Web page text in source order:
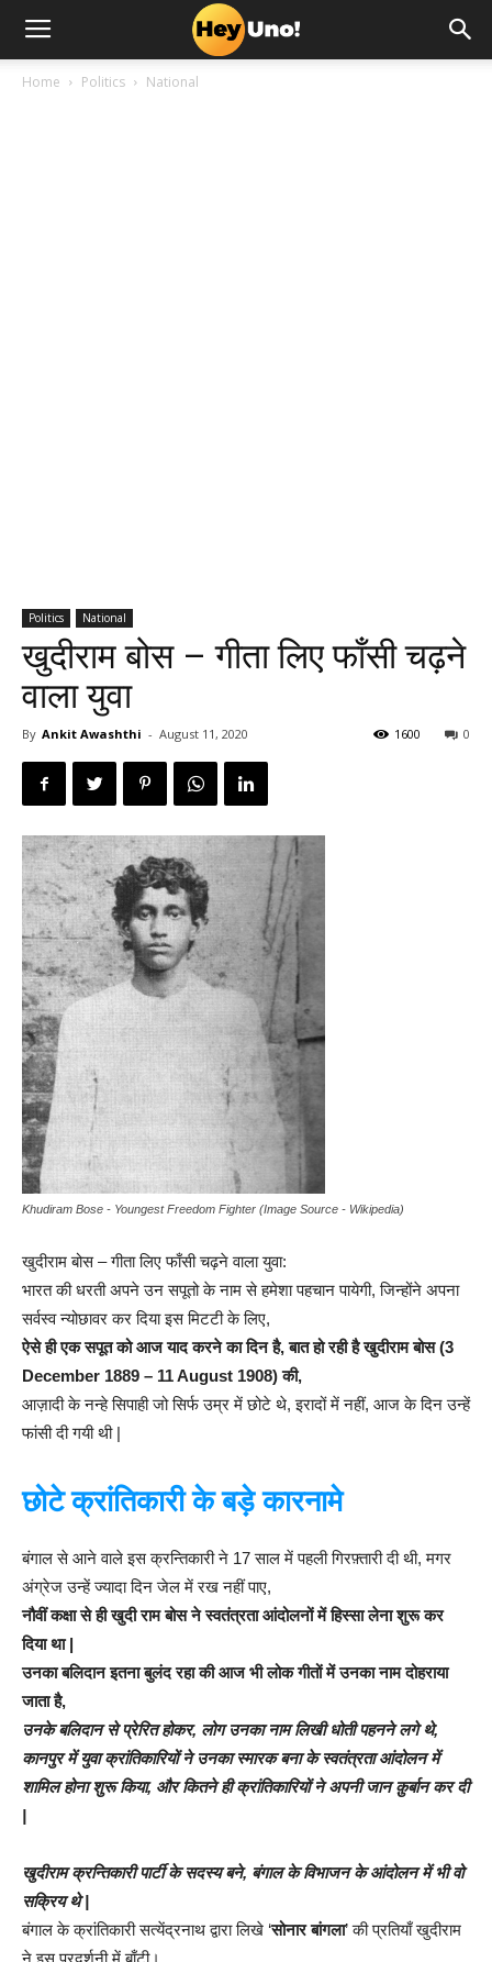
Home Politics National
Politics National
खुदीराम बोस – गीता लिए फाँसी चढ़ने
वाला युवा
By Ankit Awashthi - August 11, 2020 0
1600
Khudiram Bose - Youngest Freedom Fighter (Image Source - Wikipedia)
खुदीराम बोस – गीता लिए फाँसी चढ़ने वाला युवा:
भारत की धरती अपने उन सपूतो के नाम से हमेशा पहचान पायेगी, जिन्होंने अपना
सर्वस्व न्योछावर कर दिया इस मिटटी के लिए,
ऐसे ही एक सपूत को आज याद करने का दिन है, बात हो रही है खुदीराम बोस (3
December 1889 – 11 August 1908) की,
आज़ादी के नन्हे सिपाही जो सिर्फ उम्र में छोटे थे, इरादों में नहीं, आज के दिन उन्हें
फांसी दी गयी थी |
छोटे क्रांतिकारी के बड़े कारनामे
बंगाल से आने वाले इस क्रन्तिकारी ने 17 साल में पहली गिरफ़्तारी दी थी, मगर
अंग्रेज उन्हें ज्यादा दिन जेल में रख नहीं पाए,
नौवीं कक्षा से ही खुदी राम बोस ने स्वतंत्रता आंदोलनों में हिस्सा लेना शुरू कर
दिया था |
उनका बलिदान इतना बुलंद रहा की आज भी लोक गीतों में उनका नाम दोहराया
जाता है,
उनके बलिदान से प्रेरित होकर, लोग उनका नाम लिखी धोती पहनने लगे थे,
कानपुर में युवा क्रांतिकारियों ने उनका स्मारक बना के स्वतंत्रता आंदोलन में
शामिल होना शुरू किया, और कितने ही क्रांतिकारियों ने अपनी जान क़ुर्बान कर दी
|
खुदीराम क्रन्तिकारी पार्टी के सदस्य बने, बंगाल के विभाजन के आंदोलन में भी वो
सक्रिय थे |
बंगाल के क्रांतिकारी सत्येंद्रनाथ द्वारा लिखे ‘सोनार बांगला’ की प्रतियाँ खुदीराम
ने इस प्रदर्शनी में बाँटी।